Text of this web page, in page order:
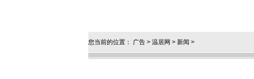
您当前的位置： 广告 > 温居网 > 新闻 >